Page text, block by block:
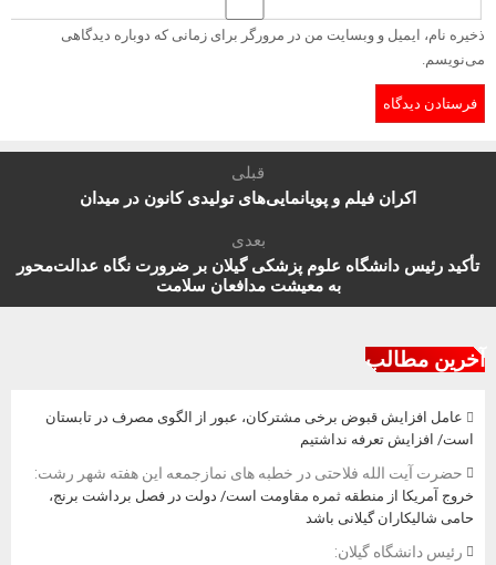
قبلی
اکران فیلم و پویانمایی‌های تولیدی کانون در میدان
بعدی
تأکید رئیس دانشگاه علوم پزشکی گیلان بر ضرورت نگاه عدالت‌محور
به معیشت مدافعان سلامت
ذخیره نام، ایمیل و وبسایت من در مرورگر برای زمانی که دوباره دیدگاهی
می‌نویسم.
آخرین مطالب
عامل افزایش قبوض برخی مشترکان، عبور از الگوی مصرف در تابستان
است/ افزایش تعرفه نداشتیم
حضرت آیت الله فلاحتی در خطبه های نمازجمعه این هفته شهر رشت:
خروج آمریکا از منطقه ثمره مقاومت است/ دولت در فصل برداشت برنج،
حامی شالیکاران گیلانی باشد
رئیس دانشگاه گیلان: